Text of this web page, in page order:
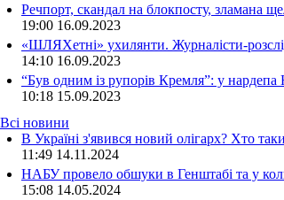
Речпорт, скандал на блокпосту, зламана
19:00 16.09.2023
«ШЛЯХетні» ухилянти. Журналісти-
14:10 16.09.2023
“Був одним із рупорів Кремля”: у
10:18 15.09.2023
Всі новини
В Україні з'явився новий олігарх? Хто
11:49 14.11.2024
НАБУ провело обшуки в Генштабі та у
15:08 14.05.2024